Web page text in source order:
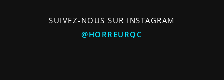
SUIVEZ-NOUS SUR INSTAGRAM
@HORREURQC